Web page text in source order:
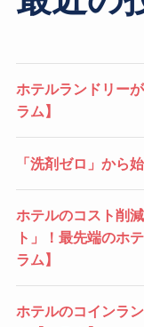
ホテルランドリー
ラム】
「洗剤ゼロ」から
ホテルのコスト削
ト」！最先端のホ
ラム】
ホテルのコインラ